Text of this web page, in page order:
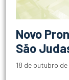
Novo
São
18 de outubro